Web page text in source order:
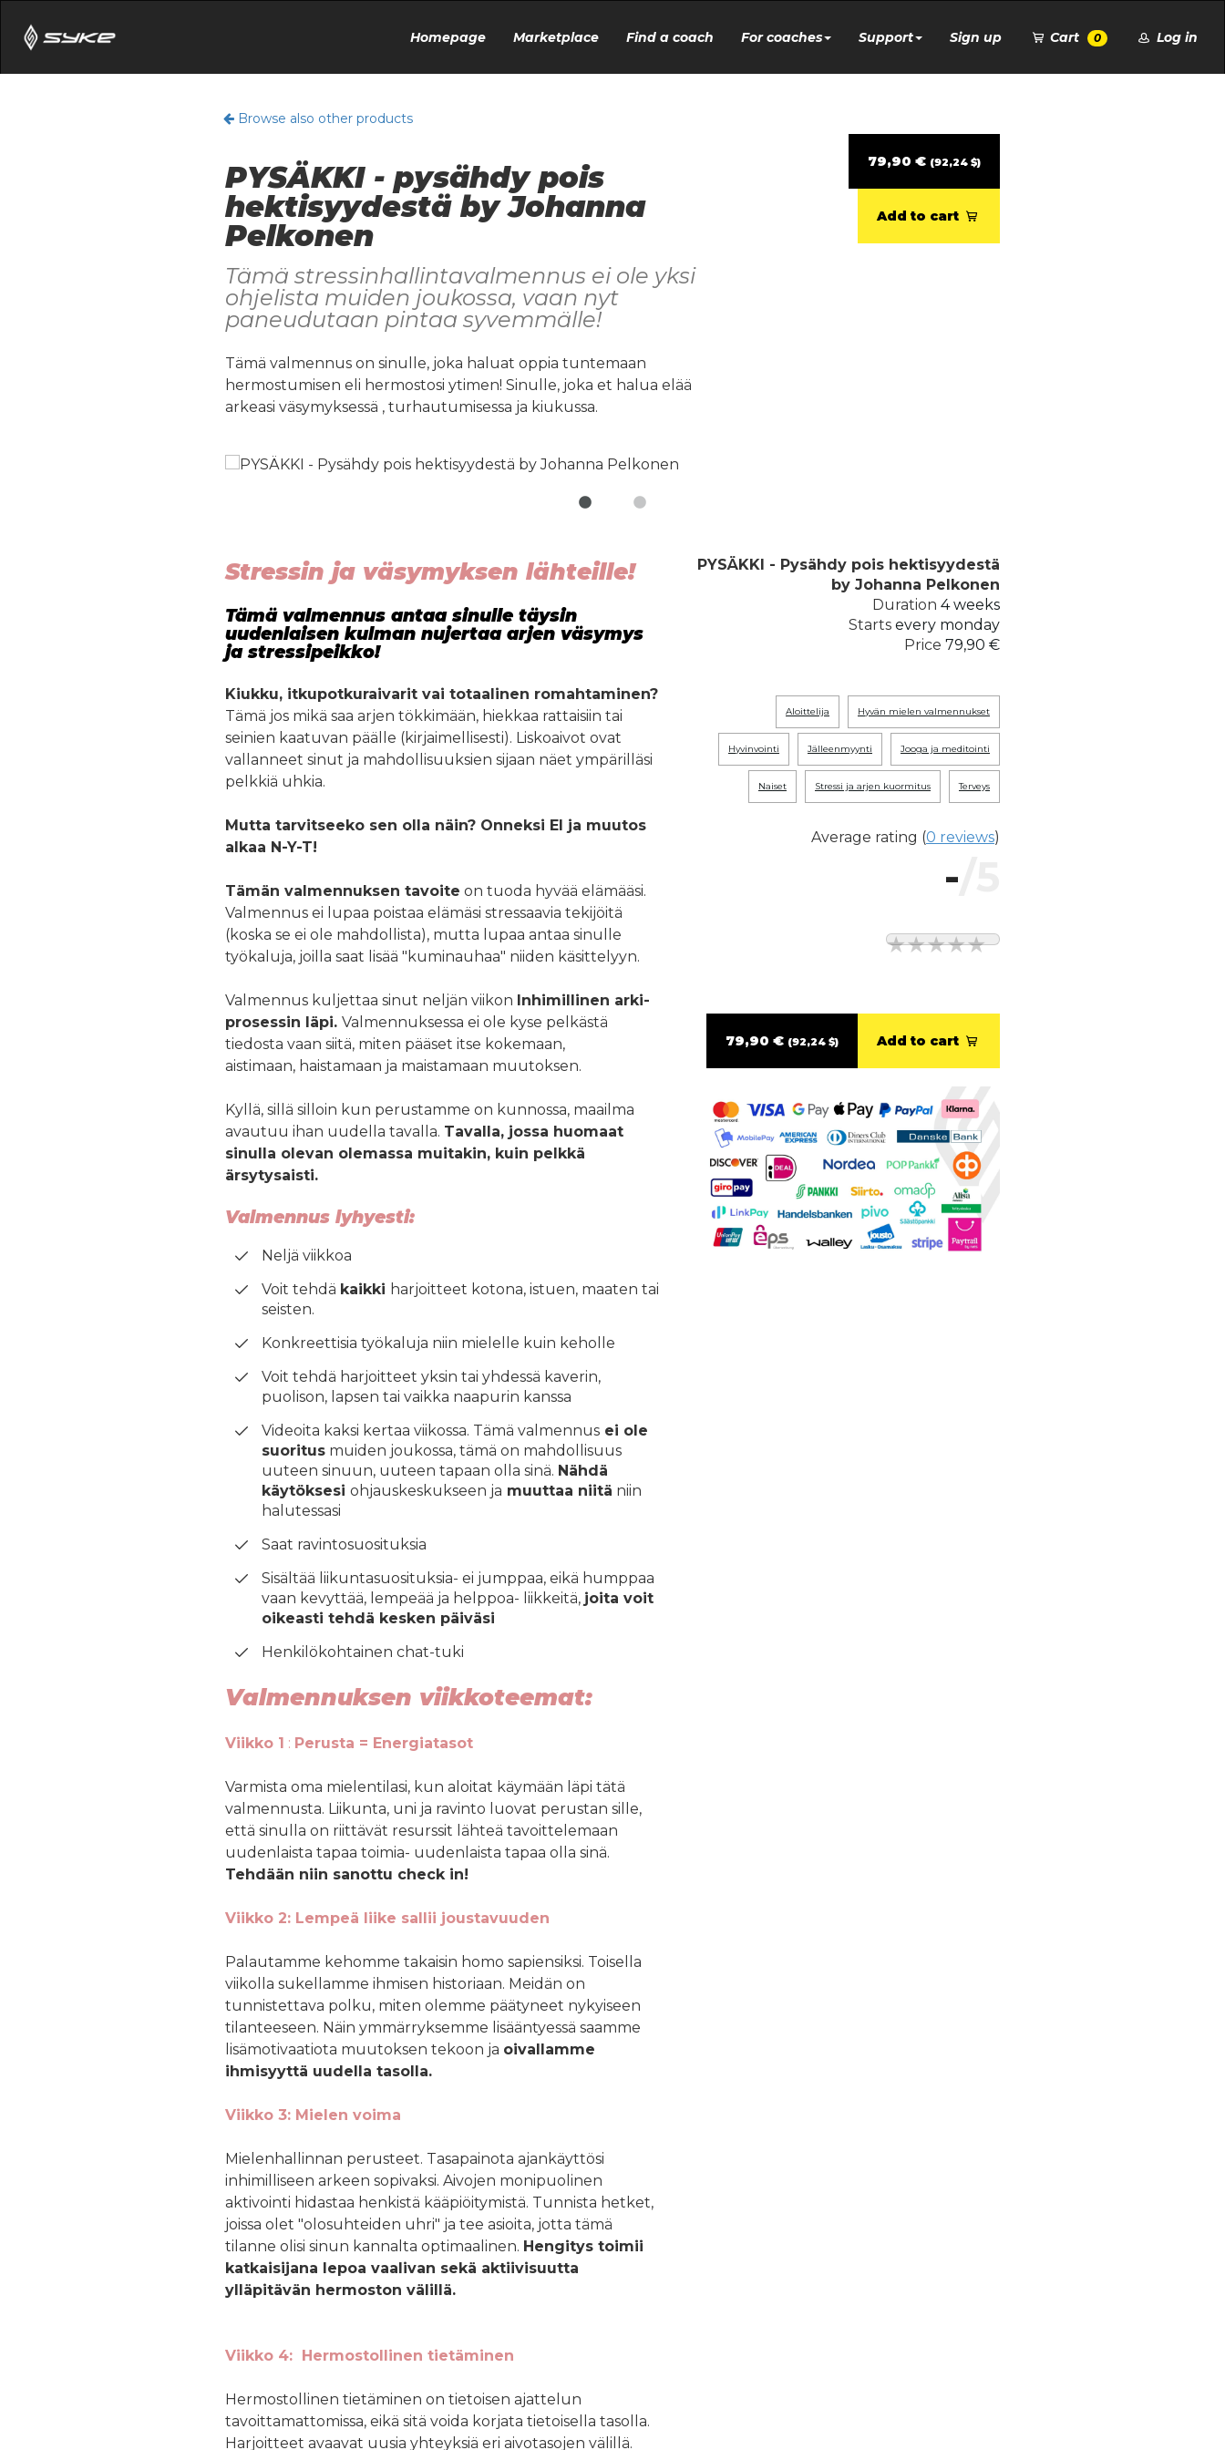
Homepage Marketplace Find a coach For coaches Support Sign up Cart 0 Log in
Browse also other products
PYSÄKKI - pysähdy pois
hektisyydestä by Johanna
Pelkonen
Tämä stressinhallintavalmennus ei ole yksi
ohjelista muiden joukossa, vaan nyt
paneudutaan pintaa syvemmälle!
Tämä valmennus on sinulle, joka haluat oppia tuntemaan
hermostumisen eli hermostosi ytimen! Sinulle, joka et halua elää
arkeasi väsymyksessä , turhautumisessa ja kiukussa.
79,90 € (92,24 $)
Add to cart
Stressin ja väsymyksen lähteille!
Tämä valmennus antaa sinulle täysin
uudenlaisen kulman nujertaa arjen väsymys
ja stressipeikko!
Kiukku, itkupotkuraivarit vai totaalinen romahtaminen?
Tämä jos mikä saa arjen tökkimään, hiekkaa rattaisiin tai
seinien kaatuvan päälle (kirjaimellisesti). Liskoaivot ovat
vallanneet sinut ja mahdollisuuksien sijaan näet ympärilläsi
pelkkiä uhkia.
Mutta tarvitseeko sen olla näin? Onneksi EI ja muutos
alkaa N-Y-T!
Tämän valmennuksen tavoite on tuoda hyvää elämääsi.
Valmennus ei lupaa poistaa elämäsi stressaavia tekijöitä
(koska se ei ole mahdollista), mutta lupaa antaa sinulle
työkaluja, joilla saat lisää "kuminauhaa" niiden käsittelyyn.
Valmennus kuljettaa sinut neljän viikon Inhimillinen arki-
prosessin läpi. Valmennuksessa ei ole kyse pelkästä
tiedosta vaan siitä, miten pääset itse kokemaan,
aistimaan, haistamaan ja maistamaan muutoksen.
Kyllä, sillä silloin kun perustamme on kunnossa, maailma
avautuu ihan uudella tavalla. Tavalla, jossa huomaat
sinulla olevan olemassa muitakin, kuin pelkkä
ärsytysaisti.
Valmennus lyhyesti:
Neljä viikkoa
Voit tehdä kaikki harjoitteet kotona, istuen, maaten tai
seisten.
Konkreettisia työkaluja niin mielelle kuin keholle
Voit tehdä harjoitteet yksin tai yhdessä kaverin,
puolison, lapsen tai vaikka naapurin kanssa
Videoita kaksi kertaa viikossa. Tämä valmennus ei ole
suoritus muiden joukossa, tämä on mahdollisuus
uuteen sinuun, uuteen tapaan olla sinä. Nähdä
käytöksesi ohjauskeskukseen ja muuttaa niitä niin
halutessasi
Saat ravintosuosituksia
Sisältää liikuntasuosituksia- ei jumppaa, eikä humppaa
vaan kevyttää, lempeää ja helppoa- liikkeitä, joita voit
oikeasti tehdä kesken päiväsi
Henkilökohtainen chat-tuki
Valmennuksen viikkoteemat:
Viikko 1 : Perusta = Energiatasot
Varmista oma mielentilasi, kun aloitat käymään läpi tätä
valmennusta. Liikunta, uni ja ravinto luovat perustan sille,
että sinulla on riittävät resurssit lähteä tavoittelemaan
uudenlaista tapaa toimia- uudenlaista tapaa olla sinä.
Tehdään niin sanottu check in!
Viikko 2: Lempeä liike sallii joustavuuden
Palautamme kehomme takaisin homo sapiensiksi. Toisella
viikolla sukellamme ihmisen historiaan. Meidän on
tunnistettava polku, miten olemme päätyneet nykyiseen
tilanteeseen. Näin ymmärryksemme lisääntyessä saamme
lisämotivaatiota muutoksen tekoon ja oivallamme
ihmisyyttä uudella tasolla.
Viikko 3: Mielen voima
Mielenhallinnan perusteet. Tasapainota ajankäyttösi
inhimilliseen arkeen sopivaksi. Aivojen monipuolinen
aktivointi hidastaa henkistä kääpiöitymistä. Tunnista hetket,
joissa olet "olosuhteiden uhri" ja tee asioita, jotta tämä
tilanne olisi sinun kannalta optimaalinen. Hengitys toimii
katkaisijana lepoa vaalivan sekä aktiivisuutta
ylläpitävän hermoston välillä.
Viikko 4: Hermostollinen tietäminen
Hermostollinen tietäminen on tietoisen ajattelun
tavoittamattomissa, eikä sitä voida korjata tietoisella tasolla.
Harjoitteet avaavat uusia yhteyksiä eri aivotasojen välillä.
PYSÄKKI - Pysähdy pois hektisyydestä
by Johanna Pelkonen
Duration 4 weeks
Starts every monday
Price 79,90 €
aloittelija hyvän mielen valmennukset
hyvinvointi jälleenmyynti jooga ja meditointi
naiset stressi ja arjen kuormitus terveys
Average rating (0 reviews)
-
79,90 € (92,24 $) Add to cart